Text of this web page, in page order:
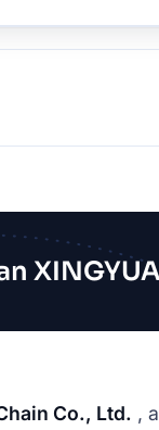
Co., Ltd. ,